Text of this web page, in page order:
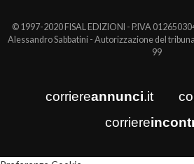
© 1997-2020 FISAL EDIZIONI - P.IVA
Alessandro Sabbatini - Autorizzazione del
99
corriereannunci.it
corriere